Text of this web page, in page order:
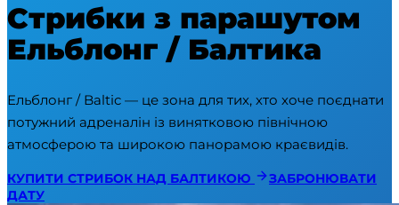
Стрибки з парашутом
Ельблонг / Балтика
Ельблонг / Baltic — це зона для тих, хто хоче поєднати
потужний адреналін із винятковою північною
атмосферою та широкою панорамою краєвидів.
КУПИТИ СТРИБОК НАД БАЛТИКОЮ
ЗАБРОНЮВАТИ
ДАТУ